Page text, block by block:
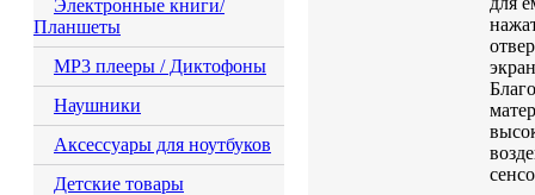
Электронные книги/
Планшеты
MP3 плееры / Диктофоны
Наушники
Аксессуары для ноутбуков
Детские товары